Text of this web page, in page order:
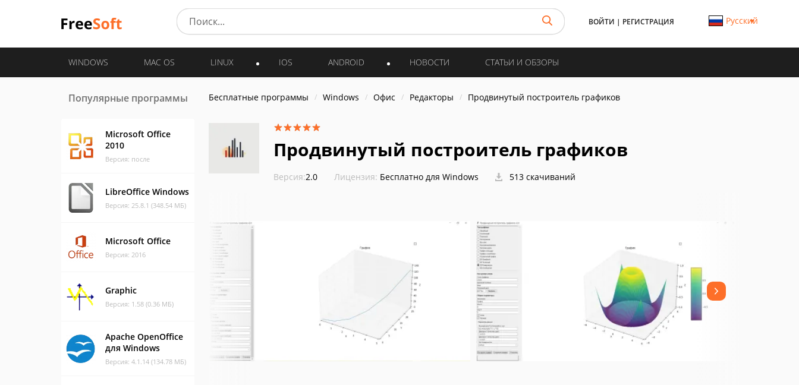
ВОЙТИ | РЕГИСТРАЦИЯ Русский
WINDOWS MAC OS LINUX IOS ANDROID НОВОСТИ СТАТЬИ И ОБЗОРЫ
Популярные программы
Microsoft Office
2010
Версия: после
LibreOffice Windows
Версия: 25.8.1 (348.54 МБ)
Microsoft Office
Версия: 2016
Graphic
Версия: 1.58 (0.36 МБ)
Apache OpenOffice
для Windows
Версия: 4.1.14 (134.78 МБ)
Бесплатные программы Windows Офис Редакторы Продвинутый построитель графиков
Продвинутый построитель графиков
Версия:2.0 Лицензия: Бесплатно для Windows 513 скачиваний